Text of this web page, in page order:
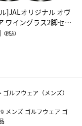
]JALオリジナル オヴ
ワイングラス2脚セッ
ワイン）
（税込）
ゴルフウェア（メンズ）
メンズ ゴルフウェア ゴ